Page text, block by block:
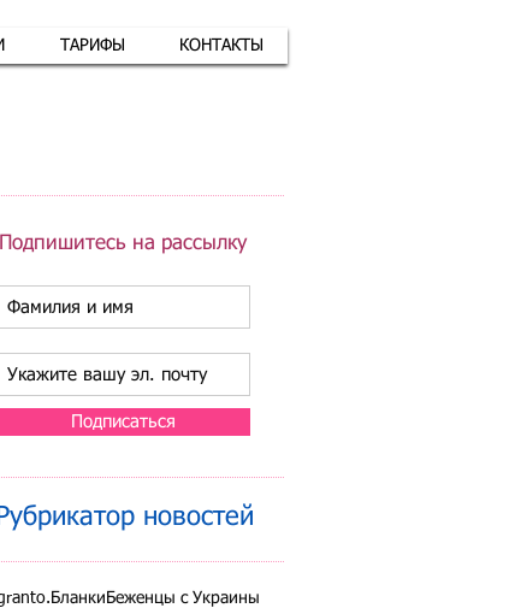
ТАРИФЫ КОНТАКТЫ
Подпишитесь на рассылку
Подписаться
Рубрикатор новостей
Беженцы с Украины